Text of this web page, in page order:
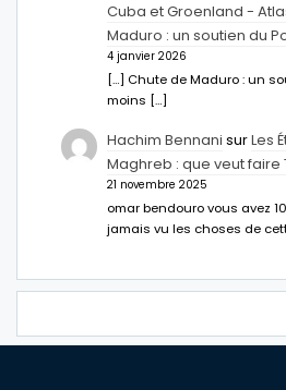
Cuba et Groenland -
Maduro : un soutien du
4 janvier 2026
[…] Chute de Maduro : un
moins […]
Hachim Bennani surLes
Maghreb : que veut faire
21 novembre 2025
omar bendouro vous avez
jamais vu les choses de